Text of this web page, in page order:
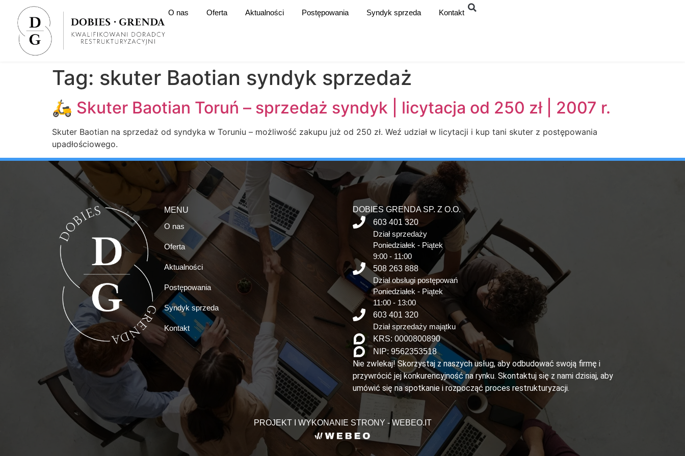
O nas Oferta Aktualności Postępowania Syndyk sprzeda Kontakt
Tag: skuter Baotian syndyk sprzedaż
🛵 Skuter Baotian Toruń – sprzedaż syndyk | licytacja od 250 zł | 2007 r.
Skuter Baotian na sprzedaż od syndyka w Toruniu – możliwość zakupu już od 250 zł. Weź udział w licytacji i kup tani skuter z postępowania
upadłościowego.
MENU
O nas
Oferta
Aktualności
Postępowania
Syndyk sprzeda
Kontakt
DOBIES GRENDA SP. Z O.O.
603 401 320
Dział sprzedaży
Poniedziałek - Piątek
9:00 - 11:00
508 263 888
Dział obsługi postępowań
Poniedziałek - Piątek
11:00 - 13:00
603 401 320
Dział sprzedaży majątku
KRS: 0000800890
NIP: 9562353518
Nie zwlekaj! Skorzystaj z naszych usług, aby odbudować swoją firmę i
przywrócić jej konkurencyjność na rynku. Skontaktuj się z nami dzisiaj, aby
umówić się na spotkanie i rozpocząć proces restrukturyzacji.
PROJEKT I WYKONANIE STRONY - WEBEO.IT